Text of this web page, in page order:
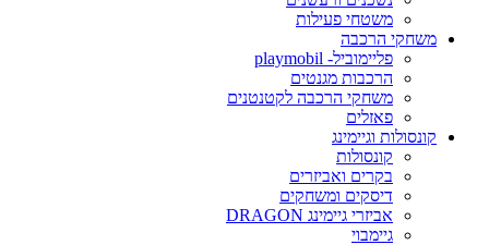
משטחי פעילות
משחקי הרכבה
פליימוביל- playmobil
הרכבות מגנטים
משחקי הרכבה לקטנטנים
פאזלים
קונסולות וגיימינג
קונסולות
בקרים ואביזרים
דיסקים ומשחקים
אביזרי גיימינג DRAGON
גיימבוי